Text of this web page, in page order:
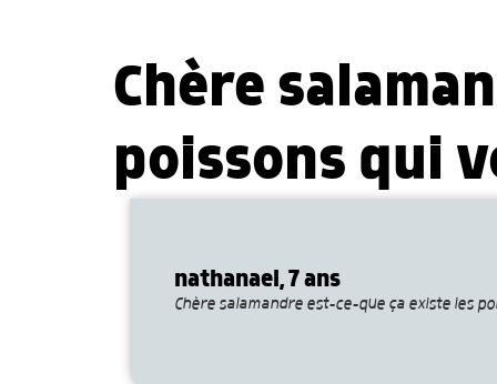
Chère
poissons qui
nathanael, 7 ans
Chère salamandre est-ce-que ça existe les